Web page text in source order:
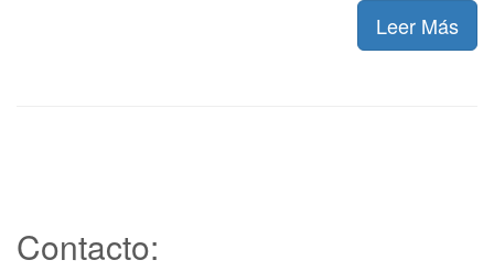
Leer Más
Contacto: